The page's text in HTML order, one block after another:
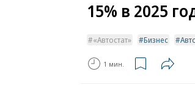
15% в 2025
«Автостат» Бизнес
1 мин.